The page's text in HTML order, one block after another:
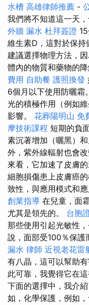
水槽 高雄律師推薦 -
我們將不知道這一天
外牆 漏水 杜拜簽證
維生素D，這對於保持
建議選擇物理方法，
體內的物質和藥物的
費用 自助餐 護照換發
6個月以下使用防曬霜
光的積極作用（例如
影響。 花葬陽明山 免
摩技術課程 短期的負
素沉著增加（曬黑）
外，紫外線輻射也會
來看，它加速了皮膚
細胞損傷患上皮膚癌
致性，與應用模式和
創業指導 在兒童，面
尤其是領先的。 台胞
那些使用引起光敏性
說，面部受100％保護
漏水 律師 近視老花雷
有八晶，這可以幫助
此可靠，我覺得它在這
下面的選擇中，我介
如，化學保護，例如